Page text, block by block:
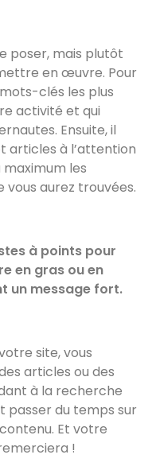
poser, mais plutôt
en œuvre. Pour
clés les plus
activité et qui
Ensuite, il
articles à l’attention
les
aurez trouvées.
à points pour
en gras ou en
un message fort.
site, vous
articles ou des
à la recherche
passer du temps sur
Et votre
!